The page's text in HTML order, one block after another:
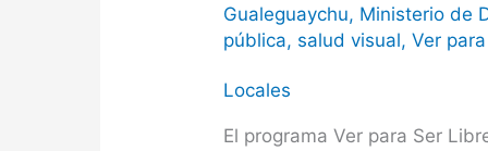
Gualeguaychu, Ministerio de
pública, salud visual,Ver
Locales
El programa Ver para Ser